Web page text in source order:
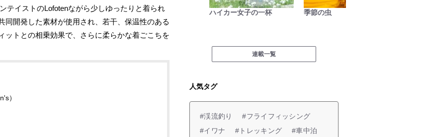
テイストのLofotenながら少しゆったりと着られ
同開発した素材が使用され、若干、保温性のある
ットとの相乗効果で、さらに柔らかな着ごこちを
）
焚き火の話
古くて新しい「ブッシュク
ラフト」の世界
ハイカー女子の一杯 季節の虫
連載一覧
人気タグ
#渓流釣り
#フライフィッシング
#イワナ
#トレッキング
#車中泊